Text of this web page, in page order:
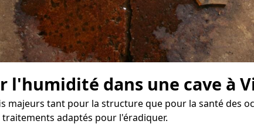
l'humidité dans une cave à
majeurs tant pour la structure que pour la santé des
adaptés pour l'éradiquer.